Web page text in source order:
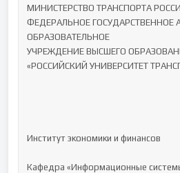
МИНИСТЕРСТВО ТРАНСПОРТА
ФЕДЕРАЛЬНОЕ ГОСУДАРСТВЕННОЕ
ОБРАЗОВАТЕЛЬНОЕ
УЧРЕЖДЕНИЕ ВЫСШЕГО
«РОССИЙСКИЙ УНИВЕРСИТЕТ
Институт экономики и финансов
Кафедра «Информационные